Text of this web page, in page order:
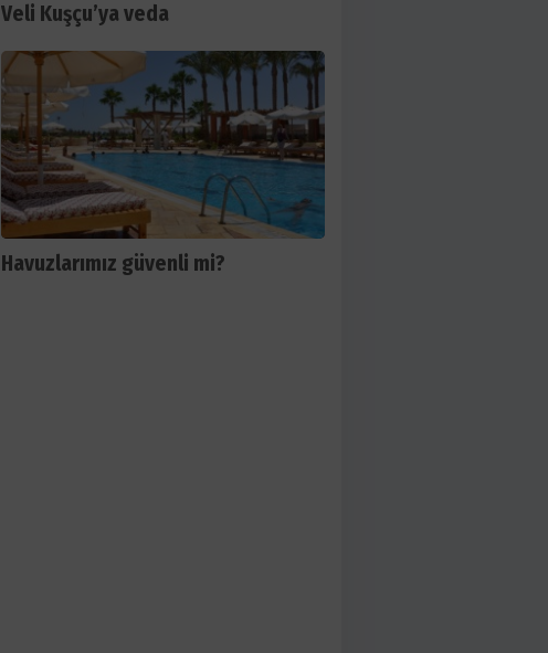
Veli Kuşçu’ya veda
Havuzlarımız güvenli mi?